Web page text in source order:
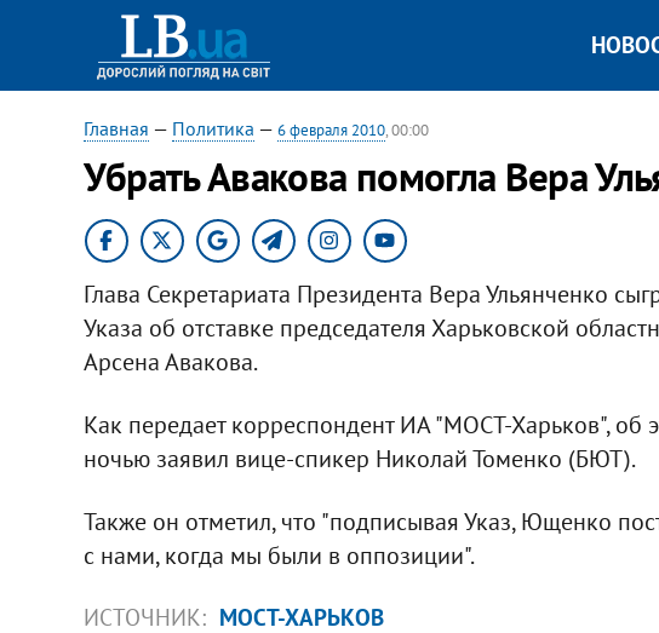
Главная — Политика — 6 февраля 2010, 00:00
Убрать Авакова помогла Вера
Глава Секретариата Президента Вера Ульянченко
Указа об отставке председателя Харьковской
Арсена Авакова.
Как передает корреспондент ИА "МОСТ-Харьков", об
ночью заявил вице-спикер Николай Томенко (БЮТ).
Также он отметил, что "подписывая Указ, Ющенко
с нами, когда мы были в оппозиции".
ИСТОЧНИК: МОСТ-ХАРЬКОВ